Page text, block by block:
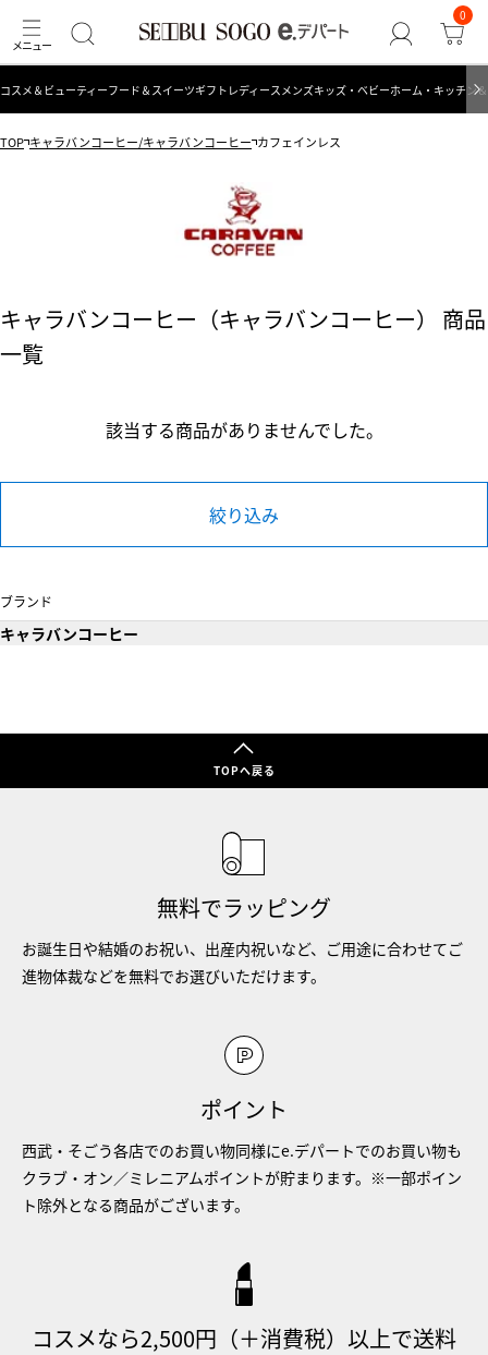
0
コスメ＆ビューティーフード＆スイーツギフト レディース メンズキッズ・ベビーホーム・キッチン
TOP キャラバンコーヒー/キャラバンコーヒー カフェインレス
キャラバンコーヒー（キャラバンコーヒー） 商品
一覧
該当する商品がありませんでした。
絞り込み
ブランド
キャラバンコーヒー
TOPへ戻る
無料でラッピング
お誕生日や結婚のお祝い、出産内祝いなど、ご用途に合わせてご
進物体裁などを無料でお選びいただけます。
ポイント
西武・そごう各店でのお買い物同様にe.デパートでのお買い物も
クラブ・オン／ミレニアムポイントが貯まります。※一部ポイン
ト除外となる商品がございます。
コスメなら2,500円（＋消費税）以上で送料